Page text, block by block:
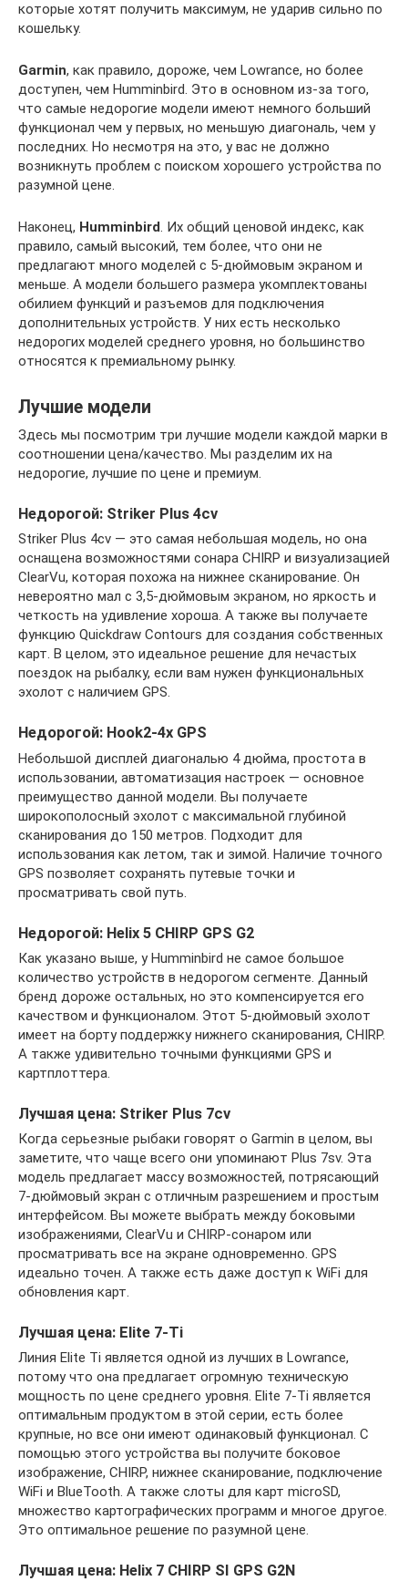
которые хотят получить максимум, не ударив сильно по
кошельку.
Garmin, как правило, дороже, чем Lowrance, но более
доступен, чем Humminbird. Это в основном из-за того,
что самые недорогие модели имеют немного больший
функционал чем у первых, но меньшую диагональ, чем у
последних. Но несмотря на это, у вас не должно
возникнуть проблем с поиском хорошего устройства по
разумной цене.
Наконец, Humminbird. Их общий ценовой индекс, как
правило, самый высокий, тем более, что они не
предлагают много моделей с 5-дюймовым экраном и
меньше. А модели большего размера укомплектованы
обилием функций и разъемов для подключения
дополнительных устройств. У них есть несколько
недорогих моделей среднего уровня, но большинство
относятся к премиальному рынку.
Лучшие модели
Здесь мы посмотрим три лучшие модели каждой марки в
соотношении цена/качество. Мы разделим их на
недорогие, лучшие по цене и премиум.
Недорогой: Striker Plus 4cv
Striker Plus 4cv — это самая небольшая модель, но она
оснащена возможностями сонара CHIRP и визуализацией
ClearVu, которая похожа на нижнее сканирование. Он
невероятно мал с 3,5-дюймовым экраном, но яркость и
четкость на удивление хороша. А также вы получаете
функцию Quickdraw Contours для создания собственных
карт. В целом, это идеальное решение для нечастых
поездок на рыбалку, если вам нужен функциональных
эхолот с наличием GPS.
Недорогой: Hook2-4x GPS
Небольшой дисплей диагональю 4 дюйма, простота в
использовании, автоматизация настроек — основное
преимущество данной модели. Вы получаете
широкополосный эхолот с максимальной глубиной
сканирования до 150 метров. Подходит для
использования как летом, так и зимой. Наличие точного
GPS позволяет сохранять путевые точки и
просматривать свой путь.
Недорогой: Helix 5 CHIRP GPS G2
Как указано выше, у Humminbird не самое большое
количество устройств в недорогом сегменте. Данный
бренд дороже остальных, но это компенсируется его
качеством и функционалом. Этот 5-дюймовый эхолот
имеет на борту поддержку нижнего сканирования, CHIRP.
А также удивительно точными функциями GPS и
картплоттера.
Лучшая цена: Striker Plus 7сv
Когда серьезные рыбаки говорят о Garmin в целом, вы
заметите, что чаще всего они упоминают Plus 7sv. Эта
модель предлагает массу возможностей, потрясающий
7-дюймовый экран с отличным разрешением и простым
интерфейсом. Вы можете выбрать между боковыми
изображениями, ClearVu и CHIRP-сонаром или
просматривать все на экране одновременно. GPS
идеально точен. А также есть даже доступ к WiFi для
обновления карт.
Лучшая цена: Elite 7-Ti
Линия Elite Ti является одной из лучших в Lowrance,
потому что она предлагает огромную техническую
мощность по цене среднего уровня. Elite 7-Ti является
оптимальным продуктом в этой серии, есть более
крупные, но все они имеют одинаковый функционал. С
помощью этого устройства вы получите боковое
изображение, CHIRP, нижнее сканирование, подключение
WiFi и BlueTooth. А также слоты для карт microSD,
множество картографических программ и многое другое.
Это оптимальное решение по разумной цене.
Лучшая цена: Helix 7 CHIRP SI GPS G2N